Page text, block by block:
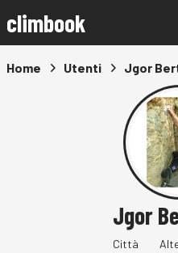
climbook
Home Utenti Jgor
Jgor
Città